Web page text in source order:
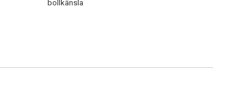
bollkänsla